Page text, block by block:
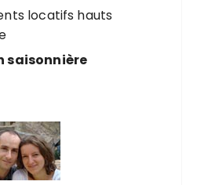
locatifs hauts
saisonnière